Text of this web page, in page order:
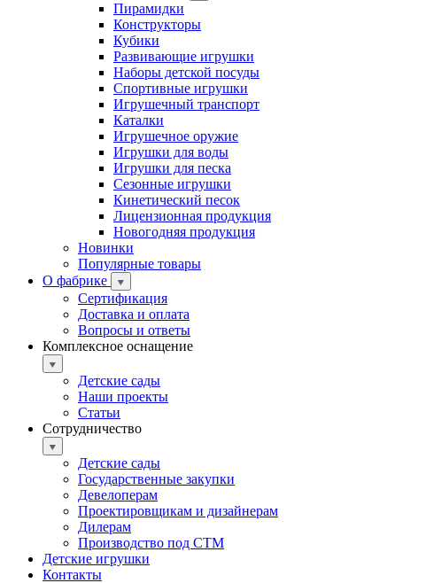
Пирамидки
Конструкторы
Кубики
Развивающие игрушки
Наборы детской посуды
Спортивные игрушки
Игрушечный транспорт
Каталки
Игрушечное оружие
Игрушки для воды
Игрушки для песка
Сезонные игрушки
Кинетический песок
Лицензионная продукция
Новогодняя продукция
Новинки
Популярные товары
О фабрике
Сертификация
Доставка и оплата
Вопросы и ответы
Комплексное оснащение
Детские сады
Наши проекты
Статьи
Сотрудничество
Детские сады
Государственные закупки
Девелоперам
Проектировщикам и дизайнерам
Дилерам
Производство под СТМ
Детские игрушки
Контакты